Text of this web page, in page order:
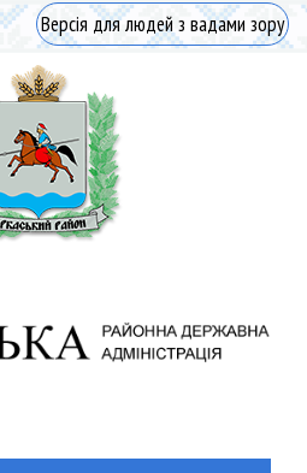
Версія для людей з вадами зору